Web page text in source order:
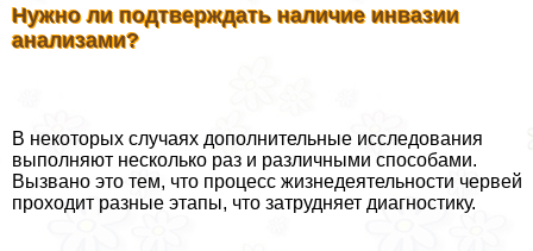
Нужно ли подтверждать наличие инвазии
анализами?
В некоторых случаях дополнительные исследования
выполняют несколько раз и различными способами.
Вызвано это тем, что процесс жизнедеятельности червей
проходит разные этапы, что затрудняет диагностику.